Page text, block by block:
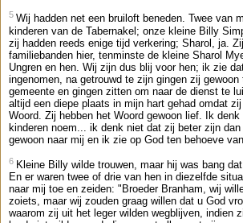
5 Wij hadden net een bruiloft beneden. Twee van
kinderen van de Tabernakel; onze kleine Billy
zij hadden reeds enige tijd verkering; Sharol, ja.
familiebanden hier, tenminste de kleine Sharol
Ungren en hen. Wij zijn dus blij voor hen; ik zie
ingenomen, na getrouwd te zijn gingen zij
gemeente en gingen zitten om naar de dienst te
altijd een diepe plaats in mijn hart gehad omdat
Woord. Zij hebben het Woord gewoon lief. Ik
kinderen noem... ik denk niet dat zij beter zijn
gewoon naar mij en ik zie op God ten behoeve
6 Kleine Billy wilde trouwen, maar hij was bang
En er waren twee of drie van hen in diezelfde
naar mij toe en zeiden: "Broeder Branham, wij
zoiets, maar wij zouden graag willen dat u God
waarom zij uit het leger wilden wegblijven, indien